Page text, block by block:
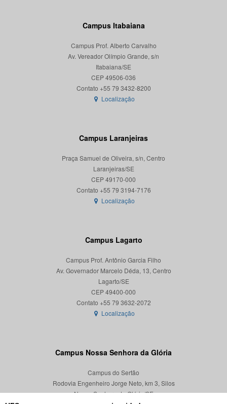
Campus Itabaiana
Campus Prof. Alberto Carvalho
Av. Vereador Olímpio Grande, s/n
Itabaiana/SE
CEP 49506-036
Localização
Campus Laranjeiras
Praça Samuel de Oliveira, s/n, Centro
Laranjeiras/SE
CEP 49170-000
Localização
Campus Lagarto
Campus Prof. Antônio Garcia Filho
Av. Governador Marcelo Déda, 13, Centro
Lagarto/SE
CEP 49400-000
Localização
Campus Nossa Senhora da Glória
Campus do Sertão
Rodovia Engenheiro Jorge Neto, km 3, Silos
Nossa Senhora da Glória/SE